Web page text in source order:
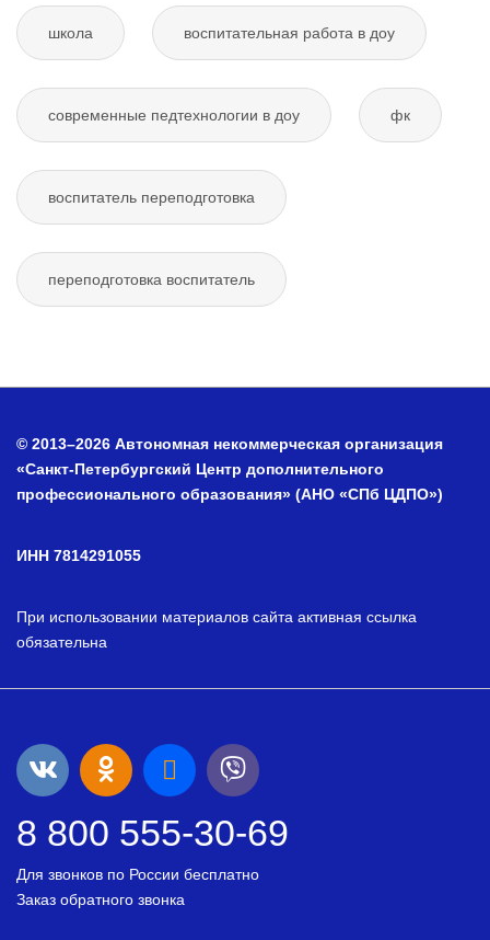
школа воспитательная работа в доу
современные педтехнологии в доу фк
воспитатель переподготовка
переподготовка воспитатель
© 2013–2026 Автономная некоммерческая организация
«Санкт-Петербургский Центр дополнительного
профессионального образования» (АНО «СПб ЦДПО»)
ИНН 7814291055
При использовании материалов сайта активная ссылка
обязательна
8 800 555-30-69
Для звонков по России бесплатно
Заказ обратного звонка